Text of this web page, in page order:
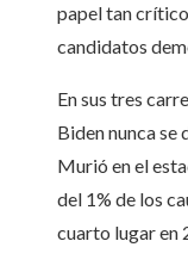
papel tan
candidatos
En sus tres
Biden nunca se
Murió en el
del 1% de los
cuarto lugar en